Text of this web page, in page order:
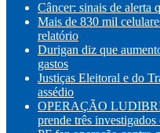
Câncer: sinais de alerta
Mais de 830 mil
relatório
Durigan diz que
gastos
Justiças Eleitoral e do
assédio
OPERAÇÃO
prende três